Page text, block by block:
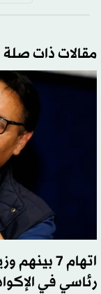
مقالات ذات صلة
اتهام 7
رئاسي في